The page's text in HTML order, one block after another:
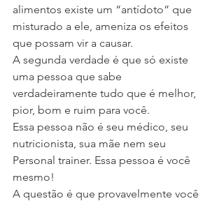
alimentos existe um “antídoto” que
misturado a ele, ameniza os efeitos
que possam vir a causar.
A segunda verdade é que só existe
uma pessoa que sabe
verdadeiramente tudo que é melhor,
pior, bom e ruim para você.
Essa pessoa não é seu médico, seu
nutricionista, sua mãe nem seu
Personal trainer. Essa pessoa é você
mesmo!
A questão é que provavelmente você